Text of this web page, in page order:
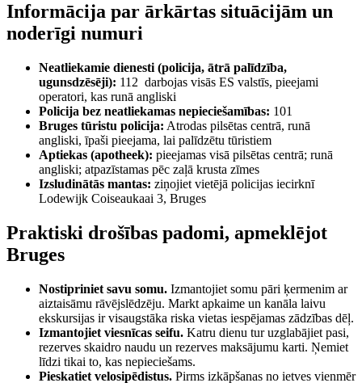
Informācija par ārkārtas situācijām un
noderīgi numuri
Neatliekamie dienesti (policija, ātrā palīdzība,
ugunsdzēsēji): 112 darbojas visās ES valstīs, pieejami
operatori, kas runā angliski
Policija bez neatliekamas nepieciešamības: 101
Bruges tūristu policija: Atrodas pilsētas centrā, runā
angliski, īpaši pieejama, lai palīdzētu tūristiem
Aptiekas (apotheek): pieejamas visā pilsētas centrā; runā
angliski; atpazīstamas pēc zaļā krusta zīmes
Izsludinātās mantas: ziņojiet vietējā policijas iecirknī
Lodewijk Coiseaukaai 3, Bruges
Praktiski drošības padomi, apmeklējot
Bruges
Nostipriniet savu somu. Izmantojiet somu pāri ķermenim ar
aiztaisāmu rāvējslēdzēju. Markt apkaime un kanāla laivu
ekskursijas ir visaugstāka riska vietas iespējamas zādzības dēļ.
Izmantojiet viesnīcas seifu. Katru dienu tur uzglabājiet pasi,
rezerves skaidro naudu un rezerves maksājumu karti. Ņemiet
līdzi tikai to, kas nepieciešams.
Pieskatiet velosipēdistus. Pirms izkāpšanas no ietves vienmēr